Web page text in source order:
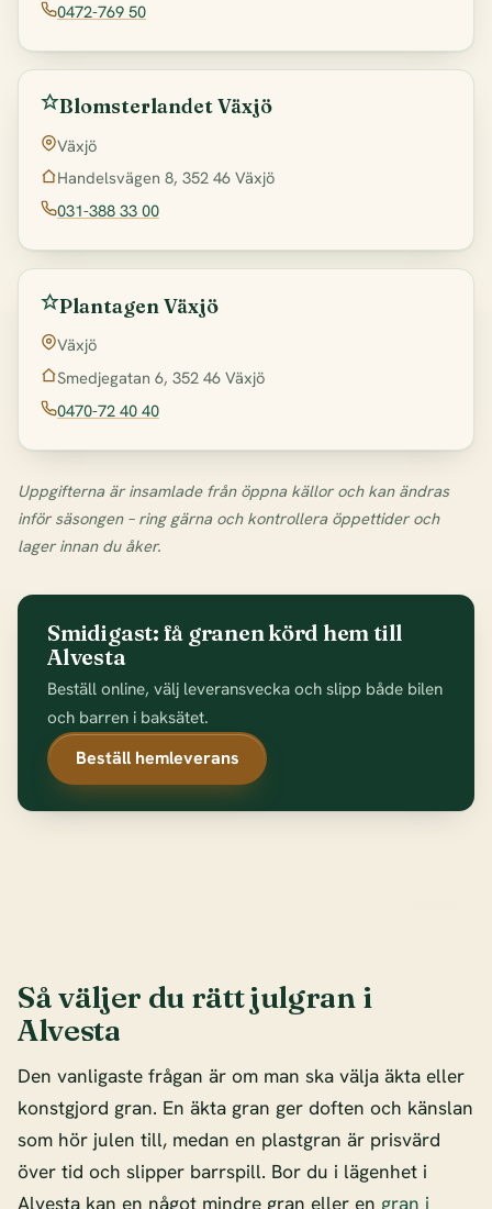
0472-769 50
Blomsterlandet Växjö
Växjö
Handelsvägen 8, 352 46 Växjö
031-388 33 00
Plantagen Växjö
Växjö
Smedjegatan 6, 352 46 Växjö
0470-72 40 40
Uppgifterna är insamlade från öppna källor och kan ändras
inför säsongen – ring gärna och kontrollera öppettider och
lager innan du åker.
Smidigast: få granen körd hem till
Alvesta
Beställ online, välj leveransvecka och slipp både bilen
och barren i baksätet.
Beställ hemleverans
Så väljer du rätt julgran i
Alvesta
Den vanligaste frågan är om man ska välja äkta eller
konstgjord gran. En äkta gran ger doften och känslan
som hör julen till, medan en plastgran är prisvärd
över tid och slipper barrspill. Bor du i lägenhet i
Alvesta kan en något mindre gran eller en gran i